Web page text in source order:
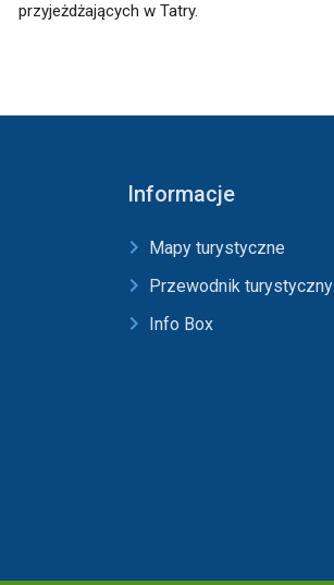
przyjeżdżających w Tatry.
Informacje
Mapy turystyczne
Przewodnik turystyczny
Info Box